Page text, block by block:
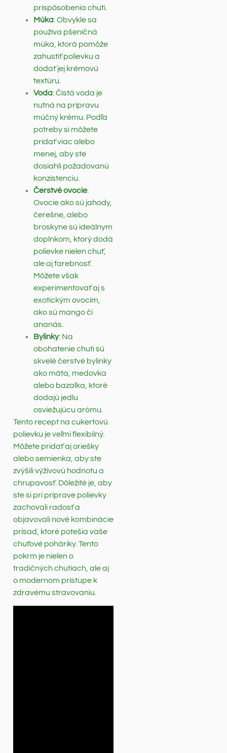
prispôsobenia chuti.
Múka: Obvykle sa
používa pšeničná
múka, ktorá pomôže
zahustiť polievku a
dodať jej krémovú
textúru.
Voda: Čistá voda je
nutná na prípravu
múčný krému. Podľa
potreby si môžete
pridať viac alebo
menej, aby ste
dosiahli požadovanú
konzistenciu.
Čerstvé ovocie:
Ovocie ako sú jahody,
čerešne, alebo
broskyne sú ideálnym
doplnkom, ktorý dodá
polievke nielen chuť,
ale aj farebnosť.
Môžete však
experimentovať aj s
exotickým ovocím,
ako sú mango či
ananás.
Bylinky: Na
obohatenie chuti sú
skvelé čerstvé bylinky
ako mäta, medovka
alebo bazalka, ktoré
dodajú jedlu
osviežujúcu arómu.
Tento recept na cukertovú
polievku je veľmi flexibilný.
Môžete pridať aj oriešky
alebo semienka, aby ste
zvýšili výživovú hodnotu a
chrupavosť. Dôležité je, aby
ste si pri príprave polievky
zachovali radosť a
objavovali nové kombinácie
prísad, ktoré potešia vaše
chuťové poháriky. Tento
pokrm je nielen o
tradičných chutiach, ale aj
o modernom prístupe k
zdravému stravovaniu.